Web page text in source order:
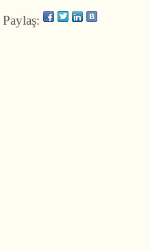
Paylaş: